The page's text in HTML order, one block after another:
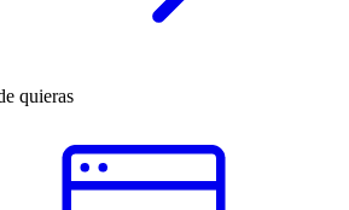
quieras